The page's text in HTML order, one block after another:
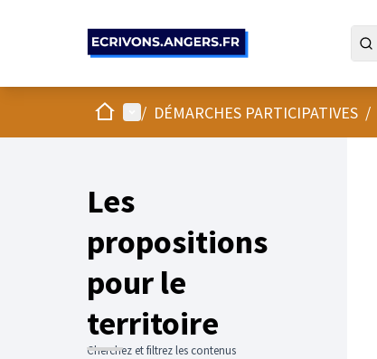
AccueilMenu principal
/ DÉMARCHES PARTICIPATIVES /
Les
propositions
pour le
territoire
Cherchez et filtrez les contenus